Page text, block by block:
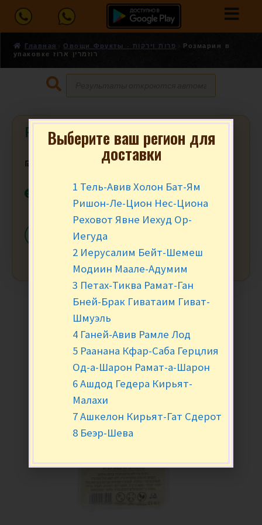
Главная Овощи Фрукты - פרות וירקות
Розмарин в
упаковке רוזמרין ארוז
Розмарин в упаковке רוזמרין ארוז
₪ за уп.
В наличии
+
Выберите ваш регион для
доставки
1 Тель-Авив Холон Бат-Ям
Ришон-Ле-Цион Нес-Циона
Реховот Явне Иехуд Ор-
Иегуда
2 Иерусалим Бейт-Шемеш
Модиин Маале-Адумим
3 Петах-Тиква Рамат-Ган
Бней-Брак Гиватаим Гиват-
Шмуэль
4 Ганей-Авив Рамле Лод
5 Раанана Кфар-Саба Герцлия
Од-а-Шарон Рамат-а-Шарон
6 Ашдод Гедера Кирьят-
Малахи
7 Ашкелон Кирьят-Гат Сдерот
8 Беэр-Шева